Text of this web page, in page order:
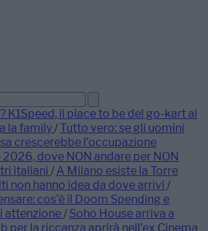
K1Speed, il place to be del go-kart al
la family/ Tutto vero: se gli uomini
crescerebbe l’occupazione
2026, dove NON andare per NON
italiani / A Milano esiste la Torre
non hanno idea da dove arrivi /
cos’è il Doom Spending e
attenzione/ Soho House arriva a